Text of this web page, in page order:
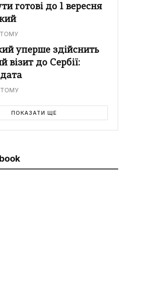
готові до 1 вересня
уперше здійснить
візит до Сербії:
ПОКАЗАТИ ЩЕ